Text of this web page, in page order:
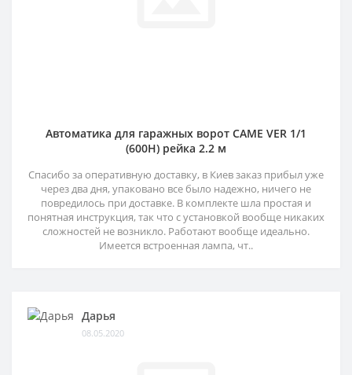
Автоматика для гаражных ворот CAME VER 1/1
(600H) рейка 2.2 м
Спасибо за оперативную доставку, в Киев заказ прибыл уже
через два дня, упаковано все было надежно, ничего не
повредилось при доставке. В комплекте шла простая и
понятная инструкция, так что с установкой вообще никаких
сложностей не возникло. Работают вообще идеально.
Имеется встроенная лампа, чт..
Дарья
08.05.2020